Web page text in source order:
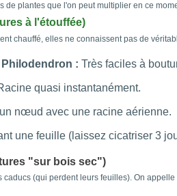
de plantes que l'on peut multiplier en ce
à l'étouffée)
chauffé, elles ne connaissent pas de
: Très faciles à
quasi instantanément.
nœud avec une racine aérienne.
une feuille (laissez cicatriser 3
"sur bois sec")
(qui perdent leurs feuilles). On